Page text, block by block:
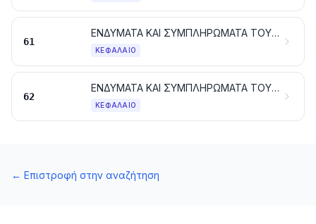
61
ΕΝΔΥΜΑΤΑ ΚΑΙ ΣΥΜΠΛΗΡΩΜΑΤΑ ΤΟΥ ΕΝΔΥΜΑΤΟΣ, ΠΛΕΚΤΑ
ΚΕΦΆΛΑΙΟ
62
ΕΝΔΥΜΑΤΑ ΚΑΙ ΣΥΜΠΛΗΡΩΜΑΤΑ ΤΟΥ ΕΝΔΥΜΑΤΟΣ, ΑΛΛΑ ΑΠΟ ΤΑ ΠΛΕΚΤΑ
ΚΕΦΆΛΑΙΟ
← Επιστροφή στην αναζήτηση